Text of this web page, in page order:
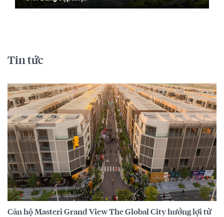
Tin tức
Căn hộ Masteri Grand View The Global City hưởng lợi từ